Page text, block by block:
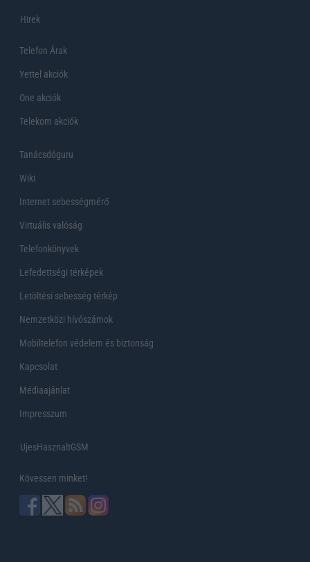
Hirek
Telefon Árak
Yettel akciók
One akciók
Telekom akciók
Tanácsdóguru
Wiki
Internet sebességmérő
Virtuális valóság
Telefonkönyvek
Lefedettségi térképek
Letöltési sebesség térkép
Nemzetközi hívószámok
Mobiltelefon védelem és biztonság
Kapcsolat
Médiaajánlat
Impresszum
UjesHasznaltGSM
Kövessen minket!